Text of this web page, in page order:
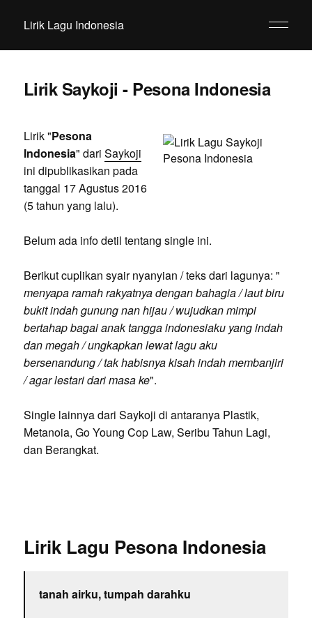
Lirik Lagu Indonesia
Lirik Saykoji - Pesona Indonesia
Lirik "Pesona
Indonesia" dari Saykoji
ini dipublikasikan pada
tanggal 17 Agustus 2016
(5 tahun yang lalu).
Belum ada info detil tentang single ini.
Berikut cuplikan syair nyanyian / teks dari lagunya: "
menyapa ramah rakyatnya dengan bahagia / laut biru
bukit indah gunung nan hijau / wujudkan mimpi
bertahap bagai anak tangga indonesiaku yang indah
dan megah / ungkapkan lewat lagu aku
bersenandung / tak habisnya kisah indah membanjiri
/ agar lestari dari masa ke".
Single lainnya dari Saykoji di antaranya Plastik,
Metanoia, Go Young Cop Law, Seribu Tahun Lagi,
dan Berangkat.
Lirik Lagu Pesona Indonesia
tanah airku, tumpah darahku